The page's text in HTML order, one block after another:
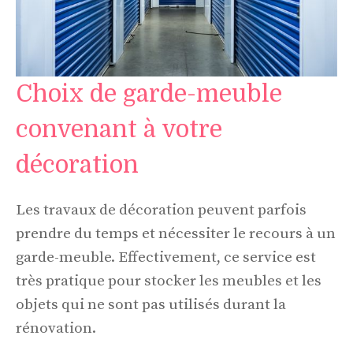
Choix de garde-meuble
convenant à votre
décoration
Les travaux de décoration peuvent parfois
prendre du temps et nécessiter le recours à un
garde-meuble. Effectivement, ce service est
très pratique pour stocker les meubles et les
objets qui ne sont pas utilisés durant la
rénovation.